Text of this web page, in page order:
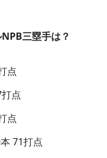
三塁手は？
点
点
点
71打点